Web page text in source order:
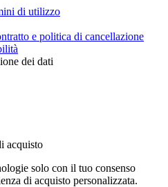
di utilizzo
e politica di cancellazione
dei dati
acquisto
solo con il tuo consenso
di acquisto personalizzata.